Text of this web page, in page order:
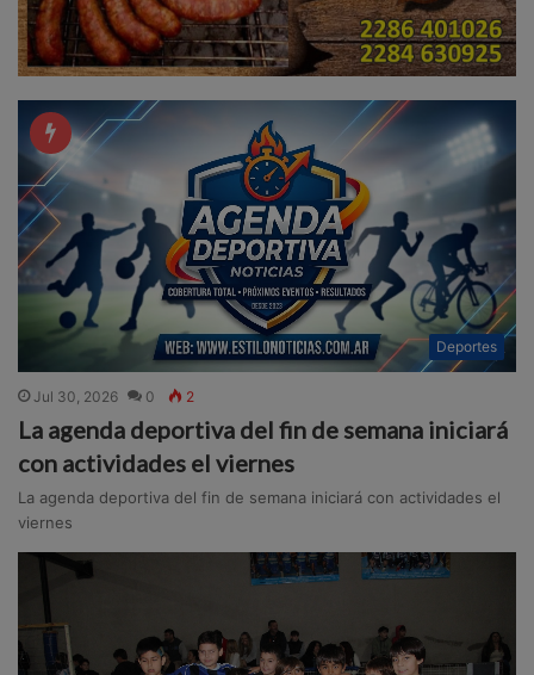
Deportes
Jul 30, 2026 0 2
La agenda deportiva del fin de semana iniciará
con actividades el viernes
La agenda deportiva del fin de semana iniciará con actividades el
viernes